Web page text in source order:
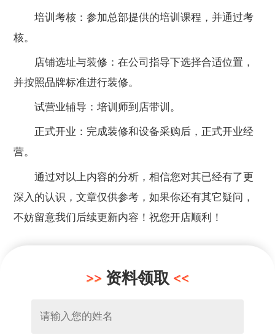
培训考核：参加总部提供的培训课程，并通过考
核。
店铺选址与装修：在公司指导下选择合适位置，
并按照品牌标准进行装修。
试营业辅导：培训师到店带训。
正式开业：完成装修和设备采购后，正式开业经
营。
通过对以上内容的分析，相信您对其已经有了更
深入的认识，文章仅供参考，如果你还有其它疑问，
不妨留意我们后续更新内容！祝您开店顺利！
资料领取